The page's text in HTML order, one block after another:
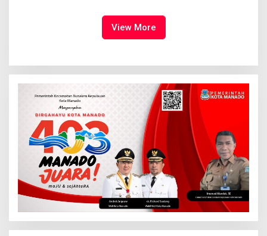
View More